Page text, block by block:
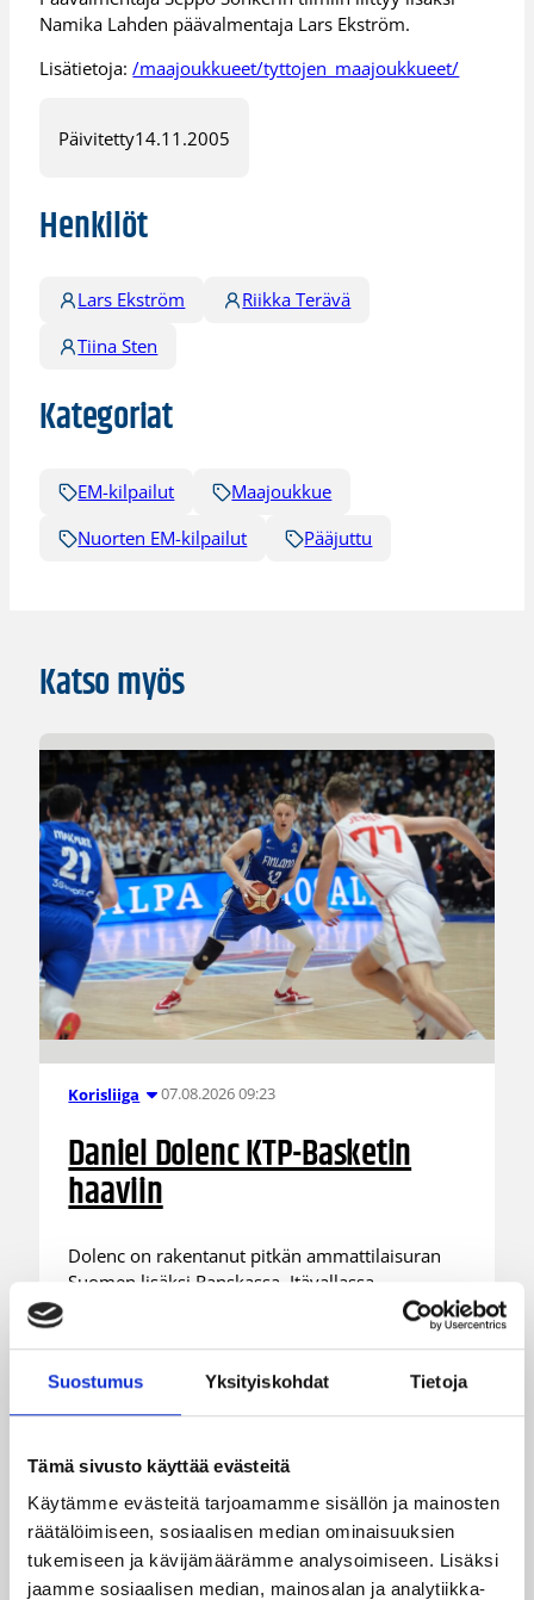
Suostumus Yksityiskohdat Tietoja
Tämä sivusto käyttää evästeitä
Käytämme evästeitä tarjoamamme sisällön ja mainosten
räätälöimiseen, sosiaalisen median ominaisuuksien
tukemiseen ja kävijämäärämme analysoimiseen. Lisäksi
jaamme sosiaalisen median, mainosalan ja analytiikka-
Namika Lahden päävalmentaja Lars Ekström.
Lisätietoja:/maajoukkueet/tyttojen_maajoukkueet/
Päivitetty14.11.2005
Henkilöt
Lars Ekström
Riikka Terävä
Tiina Sten
Kategoriat
EM-kilpailut
Maajoukkue
Nuorten EM-kilpailut
Pääjuttu
Katso myös
Korisliiga 07.08.2026 09:23
Daniel Dolenc KTP-Basketin
haaviin
Dolenc on rakentanut pitkän ammattilaisuran
Suomen lisäksi Ranskassa, Itävallassa,
Liettuassa, Romaniassa, Bosniassa ja viimeksi